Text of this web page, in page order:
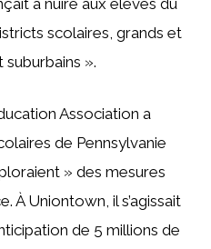
scolaires, grands et
suburbains ».
Association a
de Pennsylvanie
» des mesures
À Uniontown, il s’agissait
de 5 millions de